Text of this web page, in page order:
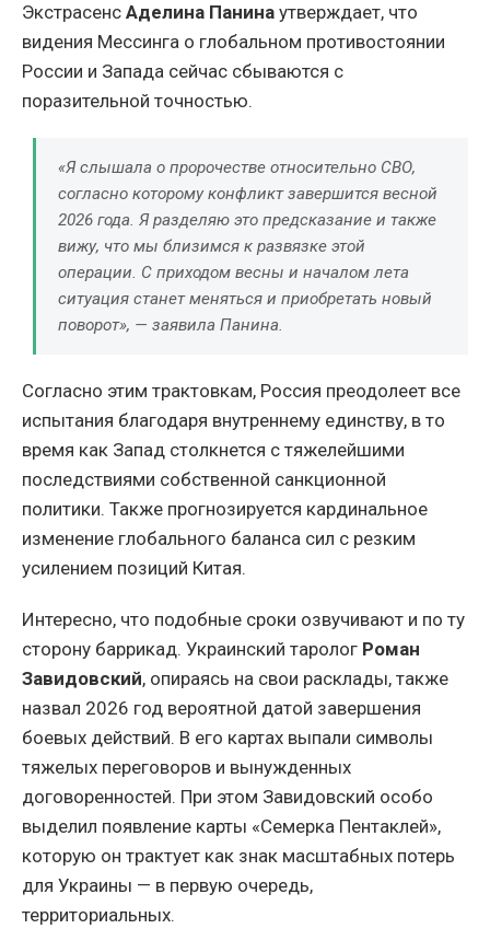
Экстрасенс Аделина Панина утверждает, что
видения Мессинга о глобальном противостоянии
России и Запада сейчас сбываются с
поразительной точностью.
«Я слышала о пророчестве относительно СВО,
согласно которому конфликт завершится весной
2026 года. Я разделяю это предсказание и также
вижу, что мы близимся к развязке этой
операции. С приходом весны и началом лета
ситуация станет меняться и приобретать новый
поворот», — заявила Панина.
Согласно этим трактовкам, Россия преодолеет все
испытания благодаря внутреннему единству, в то
время как Запад столкнется с тяжелейшими
последствиями собственной санкционной
политики. Также прогнозируется кардинальное
изменение глобального баланса сил с резким
усилением позиций Китая.
Интересно, что подобные сроки озвучивают и по ту
сторону баррикад. Украинский таролог Роман
Завидовский, опираясь на свои расклады, также
назвал 2026 год вероятной датой завершения
боевых действий. В его картах выпали символы
тяжелых переговоров и вынужденных
договоренностей. При этом Завидовский особо
выделил появление карты «Семерка Пентаклей»,
которую он трактует как знак масштабных потерь
для Украины — в первую очередь,
территориальных.